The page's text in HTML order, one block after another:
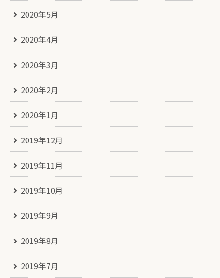
2020年5月
2020年4月
2020年3月
2020年2月
2020年1月
2019年12月
2019年11月
2019年10月
2019年9月
2019年8月
2019年7月